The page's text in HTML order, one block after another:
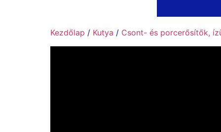
Kezdőlap / Kutya / Csont- és porcerősítők,